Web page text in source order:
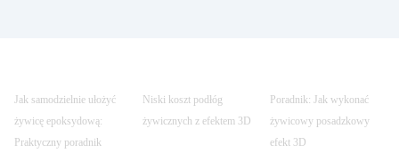
Jak samodzielnie ułożyć
żywicę epoksydową:
Praktyczny poradnik
Niski koszt podłóg
żywicznych z efektem 3D
Poradnik: Jak wykonać
żywicowy posadzkowy
efekt 3D